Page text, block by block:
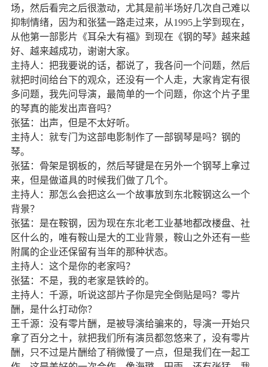
场，然后看完之后很激动，尤其是前半场好几次自己难以
抑制情绪，因为和张猛一路走过来，从1995 上学到现在，
从他第一部影片《耳朵大有福》到现在《钢的琴》越来越
好、越来越成功，谢谢大家。
主持人：把我要说的话，都说了，我各问一个问题，然后
就把时间给台下的观众，还没有一个人走，大家肯定有很
多问题，我先问导演，最简单的一个问题，你这个片子里
的琴真的能发出声音吗？
张猛：出声，但是不太好听。
主持人：就专门为这部电影制作了一部钢琴是吗？钢的
琴。
张猛：骨架是钢板的，然后琴键是在另外一个钢琴上拿过
来，但是做道具的时候我们做了几个。
主持人：那怎么会把这么一个故事放到东北鞍钢这么一个
背景？
张猛：是在鞍钢，因为现在东北老工业基地都改楼盘、社
区什么的，唯有鞍山是大的工业背景，鞍山之外还有一些
附属的企业还保留有当年的那种状态。
主持人：这个是你的老家吗？
张猛：不是，我的老家是铁岭的。
主持人：千源，听说这部片子你是完全倒贴是吗？零片
酬，是什么打动你？
王千源：没有零片酬，是被导演给骗来的，导演一开始只
拿了百分之十，就把我们所有演员都忽悠来了，没有零片
酬，只不过是片酬给了稍微慢了一点，但是我们在一起工